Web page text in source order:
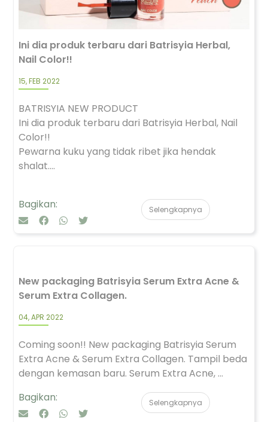
Ini dia produk terbaru dari Batrisyia Herbal,
Nail Color!!
15, FEB 2022
BATRISYIA NEW PRODUCT
Ini dia produk terbaru dari Batrisyia Herbal, Nail
Color!!
Pewarna kuku yang tidak ribet jika hendak
shalat....
Bagikan: Selengkapnya
New packaging Batrisyia Serum Extra Acne &
Serum Extra Collagen.
04, APR 2022
Coming soon!! New packaging Batrisyia Serum
Extra Acne & Serum Extra Collagen. Tampil beda
dengan kemasan baru. Serum Extra Acne, ...
Bagikan:
Selengkapnya